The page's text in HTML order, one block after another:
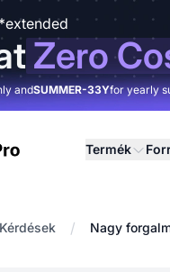
Zero
andSUMMER-33Yfor yearly
Termék
/ Nagy